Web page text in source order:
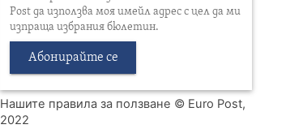
Post да използва моя имейл адрес с цел да ми
изпраща избрания бюлетин.
Абонирайте се
Нашите правила за ползване © Euro Post,
2022